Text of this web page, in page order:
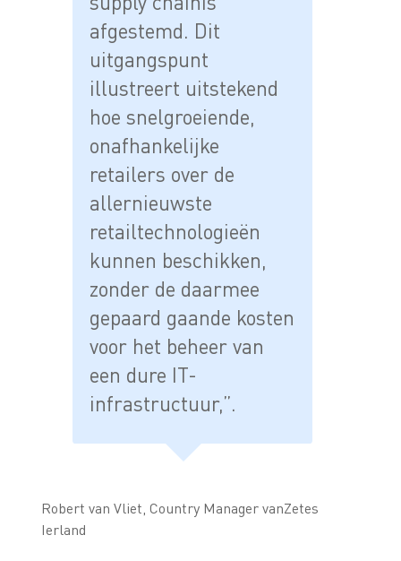
afgestemd. Dit
uitgangspunt
illustreert uitstekend
hoe snelgroeiende,
onafhankelijke
retailers over de
allernieuwste
retailtechnologieën
kunnen beschikken,
zonder de daarmee
gepaard gaande kosten
voor het beheer van
een dure IT-
infrastructuur,”.
Robert van Vliet, Country Manager vanZetes
Ierland